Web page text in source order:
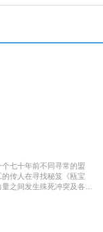
七十年前不同寻常的盟
传人在寻找秘笈《瓯宝
之间发生殊死冲突及各派
【主要故事线